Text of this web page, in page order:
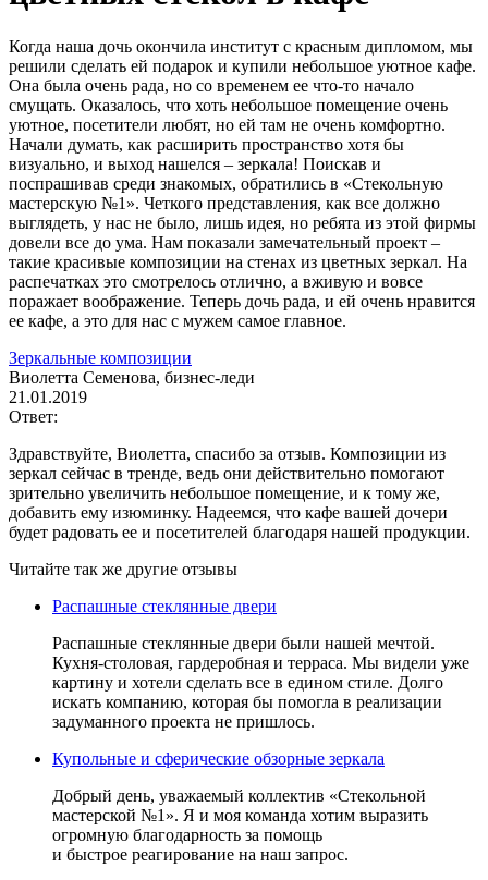
Когда наша дочь окончила институт с красным дипломом, мы
решили сделать ей подарок и купили небольшое уютное кафе.
Она была очень рада, но со временем ее что-то начало
смущать. Оказалось, что хоть небольшое помещение очень
уютное, посетители любят, но ей там не очень комфортно.
Начали думать, как расширить пространство хотя бы
визуально, и выход нашелся – зеркала! Поискав и
поспрашивав среди знакомых, обратились в «Стекольную
мастерскую №1». Четкого представления, как все должно
выглядеть, у нас не было, лишь идея, но ребята из этой фирмы
довели все до ума. Нам показали замечательный проект –
такие красивые композиции на стенах из цветных зеркал. На
распечатках это смотрелось отлично, а вживую и вовсе
поражает воображение. Теперь дочь рада, и ей очень нравится
ее кафе, а это для нас с мужем самое главное.
Зеркальные композиции
Виолетта Семенова, бизнес-леди
21.01.2019
Ответ:
Здравствуйте, Виолетта, спасибо за отзыв. Композиции из
зеркал сейчас в тренде, ведь они действительно помогают
зрительно увеличить небольшое помещение, и к тому же,
добавить ему изюминку. Надеемся, что кафе вашей дочери
будет радовать ее и посетителей благодаря нашей продукции.
Читайте так же другие отзывы
Распашные стеклянные двери
Распашные стеклянные двери были нашей мечтой.
Кухня-столовая, гардеробная и терраса. Мы видели уже
картину и хотели сделать все в едином стиле. Долго
искать компанию, которая бы помогла в реализации
задуманного проекта не пришлось.
Купольные и сферические обзорные зеркала
Добрый день, уважаемый коллектив «Стекольной
мастерской №1». Я и моя команда хотим выразить
огромную благодарность за помощь
и быстрое реагирование на наш запрос.